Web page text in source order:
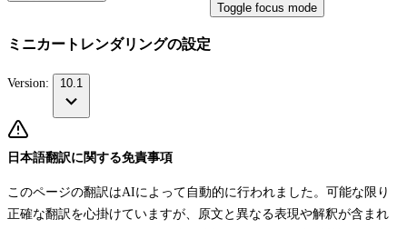
Toggle focus mode
ミニカートレンダリングの設定
Version: 10.1
日本語翻訳に関する免責事項
このページの翻訳はAIによって自動的に行われました。可能な限り
正確な翻訳を心掛けていますが、原文と異なる表現や解釈が含まれ